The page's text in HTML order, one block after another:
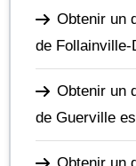
Obtenir un
de Follainville-
Obtenir un
de Guerville
Obtenir un